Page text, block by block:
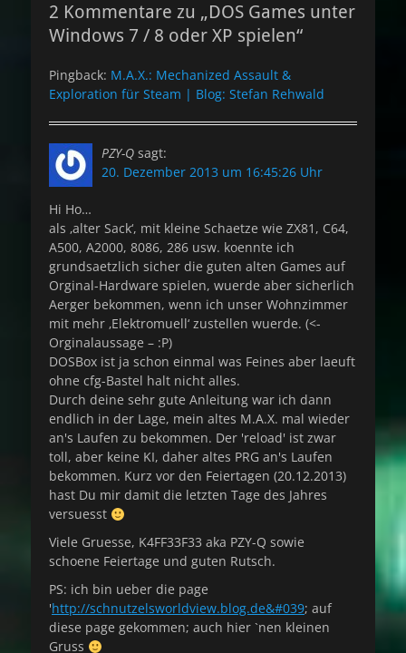
2 Kommentare zu „DOS Games unter
Windows 7 / 8 oder XP spielen“
Pingback: M.A.X.: Mechanized Assault &
Exploration für Steam | Blog: Stefan Rehwald
PZY-Q sagt:
20. Dezember 2013 um 16:45:26 Uhr
Hi Ho…
als ‚alter Sack‘, mit kleine Schaetze wie ZX81, C64,
A500, A2000, 8086, 286 usw. koennte ich
grundsaetzlich sicher die guten alten Games auf
Orginal-Hardware spielen, wuerde aber sicherlich
Aerger bekommen, wenn ich unser Wohnzimmer
mit mehr ‚Elektromuell‘ zustellen wuerde. (<-
Orginalaussage – :P)
DOSBox ist ja schon einmal was Feines aber laeuft
ohne cfg-Bastel halt nicht alles.
Durch deine sehr gute Anleitung war ich dann
endlich in der Lage, mein altes M.A.X. mal wieder
an's Laufen zu bekommen. Der 'reload' ist zwar
toll, aber keine KI, daher altes PRG an's Laufen
bekommen. Kurz vor den Feiertagen (20.12.2013)
hast Du mir damit die letzten Tage des Jahres
versuesst
Viele Gruesse, K4FF33F33 aka PZY-Q sowie
schoene Feiertage und guten Rutsch.
PS: ich bin ueber die page
'http://schnutzelsworldview.blog.de&#039; auf
diese page gekommen; auch hier `nen kleinen
Gruss